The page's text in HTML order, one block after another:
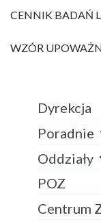
Dyrekcja
Poradnie
Oddziały
POZ
Centrum
CENNIK BADAŃ
WZÓR